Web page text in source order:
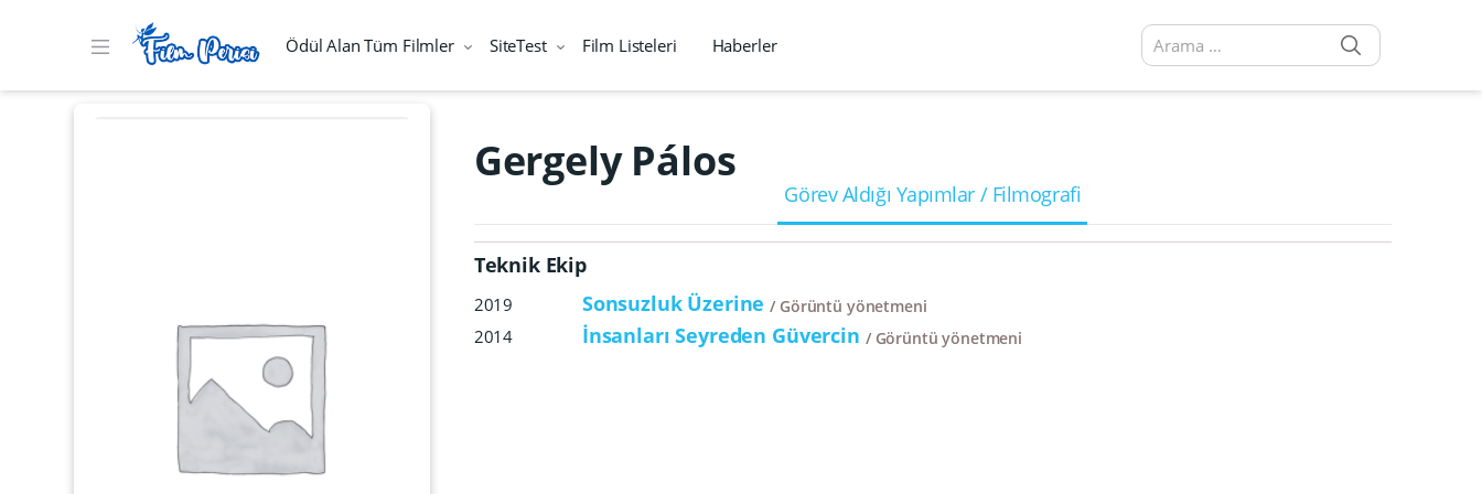
Ödül Alan Tüm Filmler SiteTest Film Listeleri Haberler
Arama sonuçları:
Gergely Pálos
Görev Aldığı Yapımlar / Filmografi
Teknik Ekip
2019 Sonsuzluk Üzerine Görüntü yönetmeni
2014 İnsanları Seyreden Güvercin Görüntü yönetmeni